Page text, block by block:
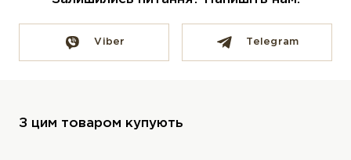
Viber Telegram
З цим товаром купують